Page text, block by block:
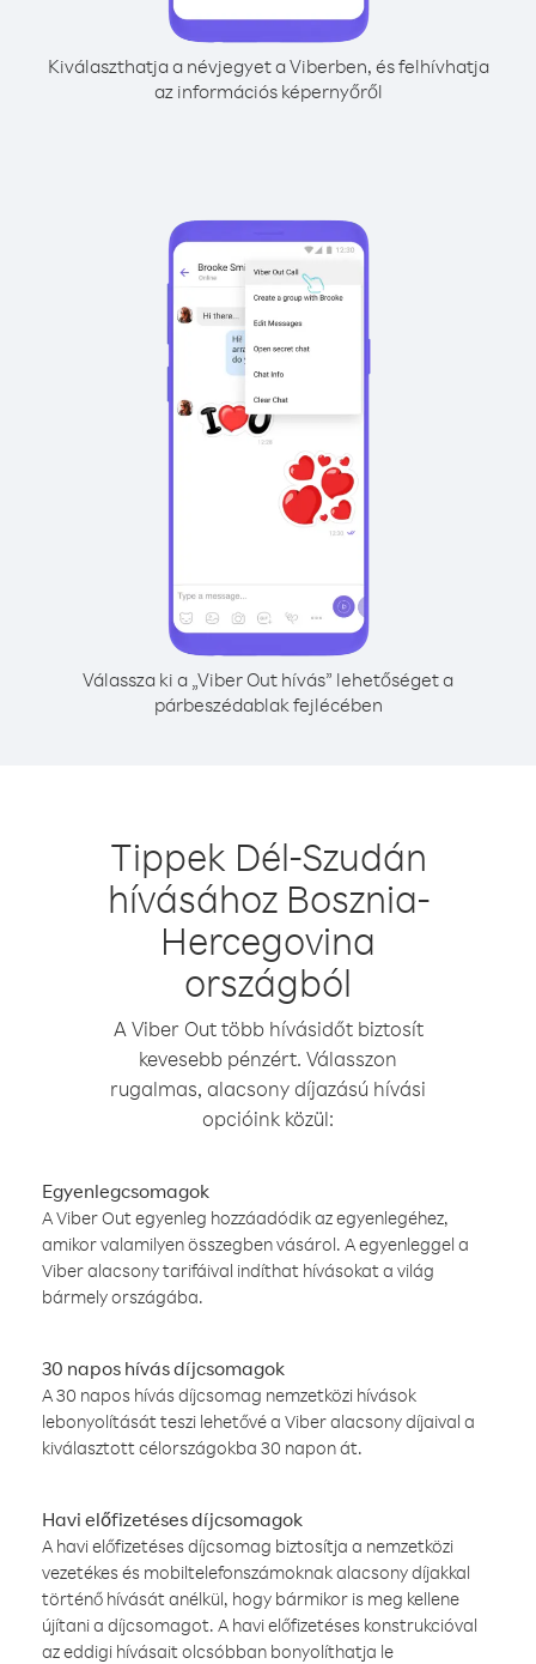
Kiválaszthatja a névjegyet a Viberben, és felhívhatja
az információs képernyőről
Válassza ki a „Viber Out hívás” lehetőséget a
párbeszédablak fejlécében
Tippek Dél-Szudán
hívásához Bosznia-
Hercegovina
országból
A Viber Out több hívásidőt biztosít
kevesebb pénzért. Válasszon
rugalmas, alacsony díjazású hívási
opcióink közül:
Egyenlegcsomagok
A Viber Out egyenleg hozzáadódik az egyenlegéhez,
amikor valamilyen összegben vásárol. A egyenleggel a
Viber alacsony tarifáival indíthat hívásokat a világ
bármely országába.
30 napos hívás díjcsomagok
A 30 napos hívás díjcsomag nemzetközi hívások
lebonyolítását teszi lehetővé a Viber alacsony díjaival a
kiválasztott célországokba 30 napon át.
Havi előfizetéses díjcsomagok
A havi előfizetéses díjcsomag biztosítja a nemzetközi
vezetékes és mobiltelefonszámoknak alacsony díjakkal
történő hívását anélkül, hogy bármikor is meg kellene
újítani a díjcsomagot. A havi előfizetéses konstrukcióval
az eddigi hívásait olcsóbban bonyolíthatja le